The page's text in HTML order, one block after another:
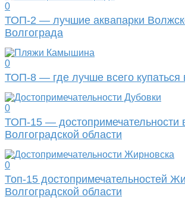
0
ТОП-2 — лучшие аквапарки
Волгограда
0
ТОП-8 — где лучше всего
0
ТОП-15 — достопримечательности
Волгоградской области
0
Топ-15 достопримечательностей
Волгоградской области